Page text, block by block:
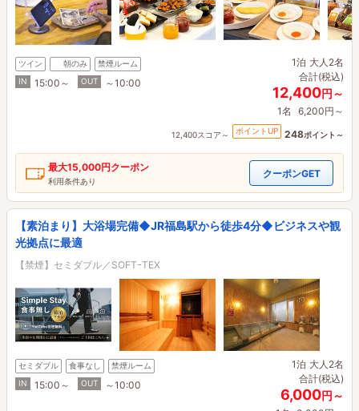
ツイン 朝のみ
禁煙ルーム
IN
15:00～ OUT ～10:00
1泊 大人2名
合計(税込)
12,400円～
1名 6,200円～
12,400スコア～ ポイントUP 248ポイント～
最大15,000円クーポン
利用条件あり
クーポンGET
【素泊まり】大浴場完備◆JR福島駅から徒歩4分◆ビジネスや観
光拠点に最適
【禁煙】セミダブル／SOFTｰTEX
セミダブル 食事なし
禁煙ルーム
IN
15:00～ OUT ～10:00
1泊 大人2名
合計(税込)
6,000円～